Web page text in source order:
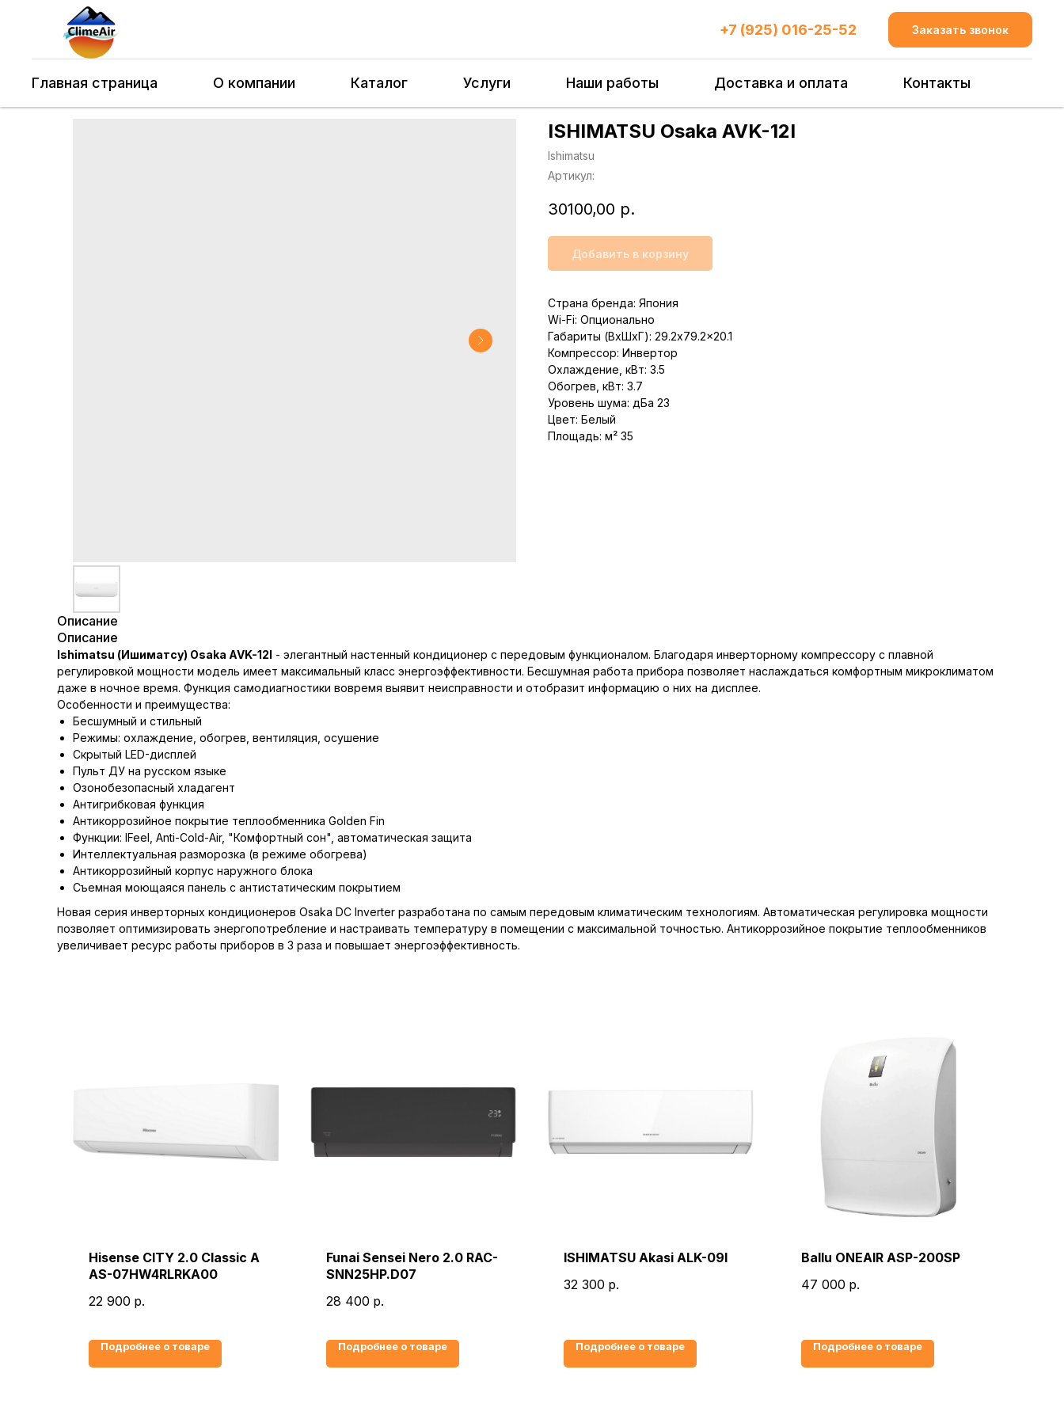
+7 (925) 016-25-52 Заказать звонок
Главная страница О компании Каталог Услуги Наши работы Доставка и оплата Контакты
ISHIMATSU Osaka AVK-12I
Ishimatsu
Артикул:
30100,00 р.
Добавить в корзину
Страна бренда: Япония
Wi-Fi: Опционально
Габариты (ВхШхГ): 29.2x79.2x20.1
Компрессор: Инвертор
Охлаждение, кВт: 3.5
Обогрев, кВт: 3.7
Уровень шума: дБа 23
Цвет: Белый
Площадь: м² 35
Описание
Описание
Ishimatsu (Ишиматсу) Osaka AVK-12I - элегантный настенный кондиционер с передовым функционалом. Благодаря инверторному компрессору с плавной
регулировкой мощности модель имеет максимальный класс энергоэффективности. Бесшумная работа прибора позволяет наслаждаться комфортным микроклиматом
даже в ночное время. Функция самодиагностики вовремя выявит неисправности и отобразит информацию о них на дисплее.
Особенности и преимущества:
Бесшумный и стильный
Режимы: охлаждение, обогрев, вентиляция, осушение
Скрытый LED-дисплей
Пульт ДУ на русском языке
Озонобезопасный хладагент
Антигрибковая функция
Антикоррозийное покрытие теплообменника Golden Fin
Функции: IFeel, Anti-Cold-Air, "Комфортный сон", автоматическая защита
Интеллектуальная разморозка (в режиме обогрева)
Антикоррозийный корпус наружного блока
Съемная моющаяся панель с антистатическим покрытием
Новая серия инверторных кондиционеров Osaka DC Inverter разработана по самым передовым климатическим технологиям. Автоматическая регулировка мощности
позволяет оптимизировать энергопотребление и настраивать температуру в помещении с максимальной точностью. Антикоррозийное покрытие теплообменников
увеличивает ресурс работы приборов в 3 раза и повышает энергоэффективность.
Hisense CITY 2.0 Classic A
AS-07HW4RLRKA00
22 900 р.
Подробнее о товаре
Funai Sensei Nero 2.0 RAC-
SNN25HP.D07
28 400 р.
Подробнее о товаре
ISHIMATSU Akasi ALK-09I
32 300 р.
Подробнее о товаре
Ballu ONEAIR ASP-200SP
47 000 р.
Подробнее о товаре